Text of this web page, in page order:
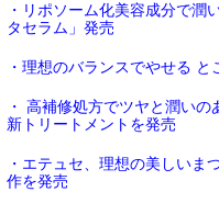
・リポソーム化美容成分で潤
タセラム」発売
・理想のバランスでやせる
・ 高補修処方でツヤと潤い
新トリートメントを発売
・エテュセ、理想の美しいま
作を発売